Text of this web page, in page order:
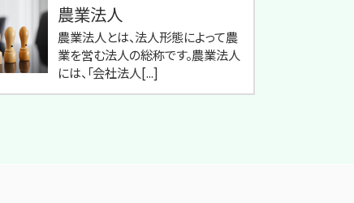
農業法人
農業法人とは、法人形態によって農
業を営む法人の総称です。農業法人
には、「会社法人[...]